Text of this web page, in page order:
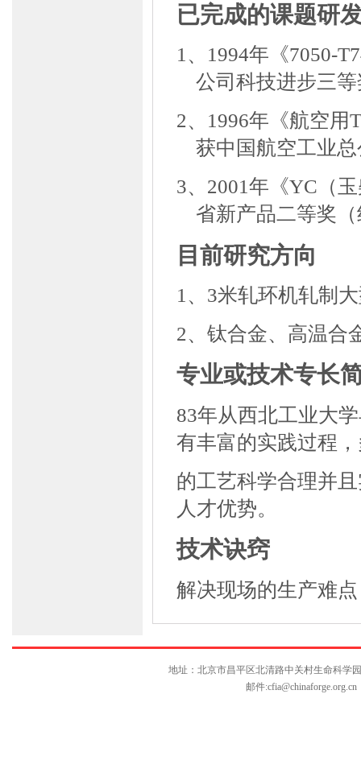
已完成的课题研
1、 1994年《7050-
公司科技进步三
2、 1996年《航空用
获中国航空工业
3、 2001年《YC （
省新产品二等奖
目前研究方向
1、 3米轧环机轧制
2、 钛合金、高温合
专业或技术专长
83年从西北工业大
有丰富的实践过程
的工艺科学合理并
人才优势。
技术诀窍
解决现场的生产难
地址：北京市昌平区北清路中关村生命科学
邮件:cfia@chinaforge.org.cn